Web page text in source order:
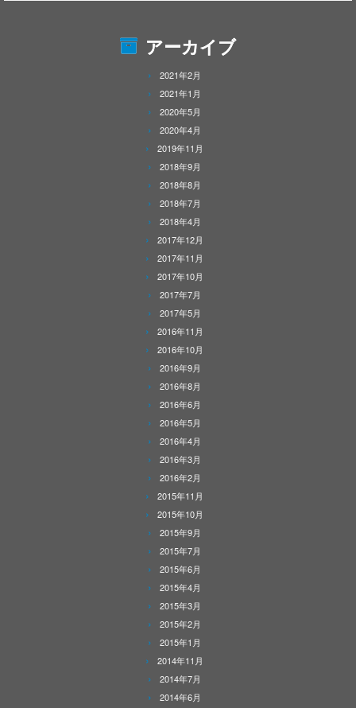
アーカイブ
2021年2月
2021年1月
2020年5月
2020年4月
2019年11月
2018年9月
2018年8月
2018年7月
2018年4月
2017年12月
2017年11月
2017年10月
2017年7月
2017年5月
2016年11月
2016年10月
2016年9月
2016年8月
2016年6月
2016年5月
2016年4月
2016年3月
2016年2月
2015年11月
2015年10月
2015年9月
2015年7月
2015年6月
2015年4月
2015年3月
2015年2月
2015年1月
2014年11月
2014年7月
2014年6月